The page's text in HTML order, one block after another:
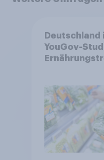
YouGov-